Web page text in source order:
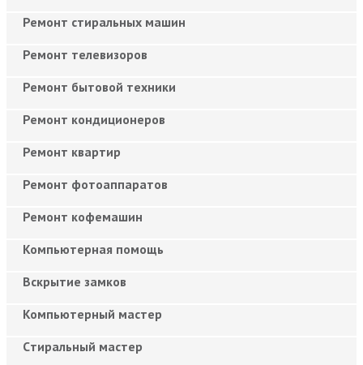
Ремонт стиральных машин
Ремонт телевизоров
Ремонт бытовой техники
Ремонт кондиционеров
Ремонт квартир
Ремонт фотоаппаратов
Ремонт кофемашин
Компьютерная помощь
Вскрытие замков
Компьютерный мастер
Cтиральный мастер